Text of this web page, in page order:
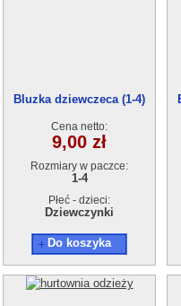
Bluzka dziewczeca (1-4)
Cena netto:
9,00 zł
Rozmiary w paczce:
1-4
Płeć - dzieci:
Dziewczynki
Do koszyka